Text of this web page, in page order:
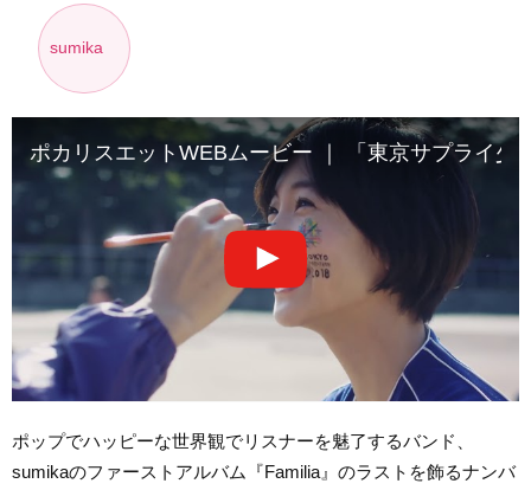
sumika
ポカリスエットWEBムービー ｜ 「東京サプライ少
ポップでハッピーな世界観でリスナーを魅了するバンド、
sumikaのファーストアルバム『Familia』のラストを飾るナンバ